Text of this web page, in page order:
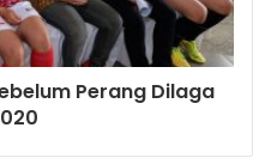
Perang Dilaga